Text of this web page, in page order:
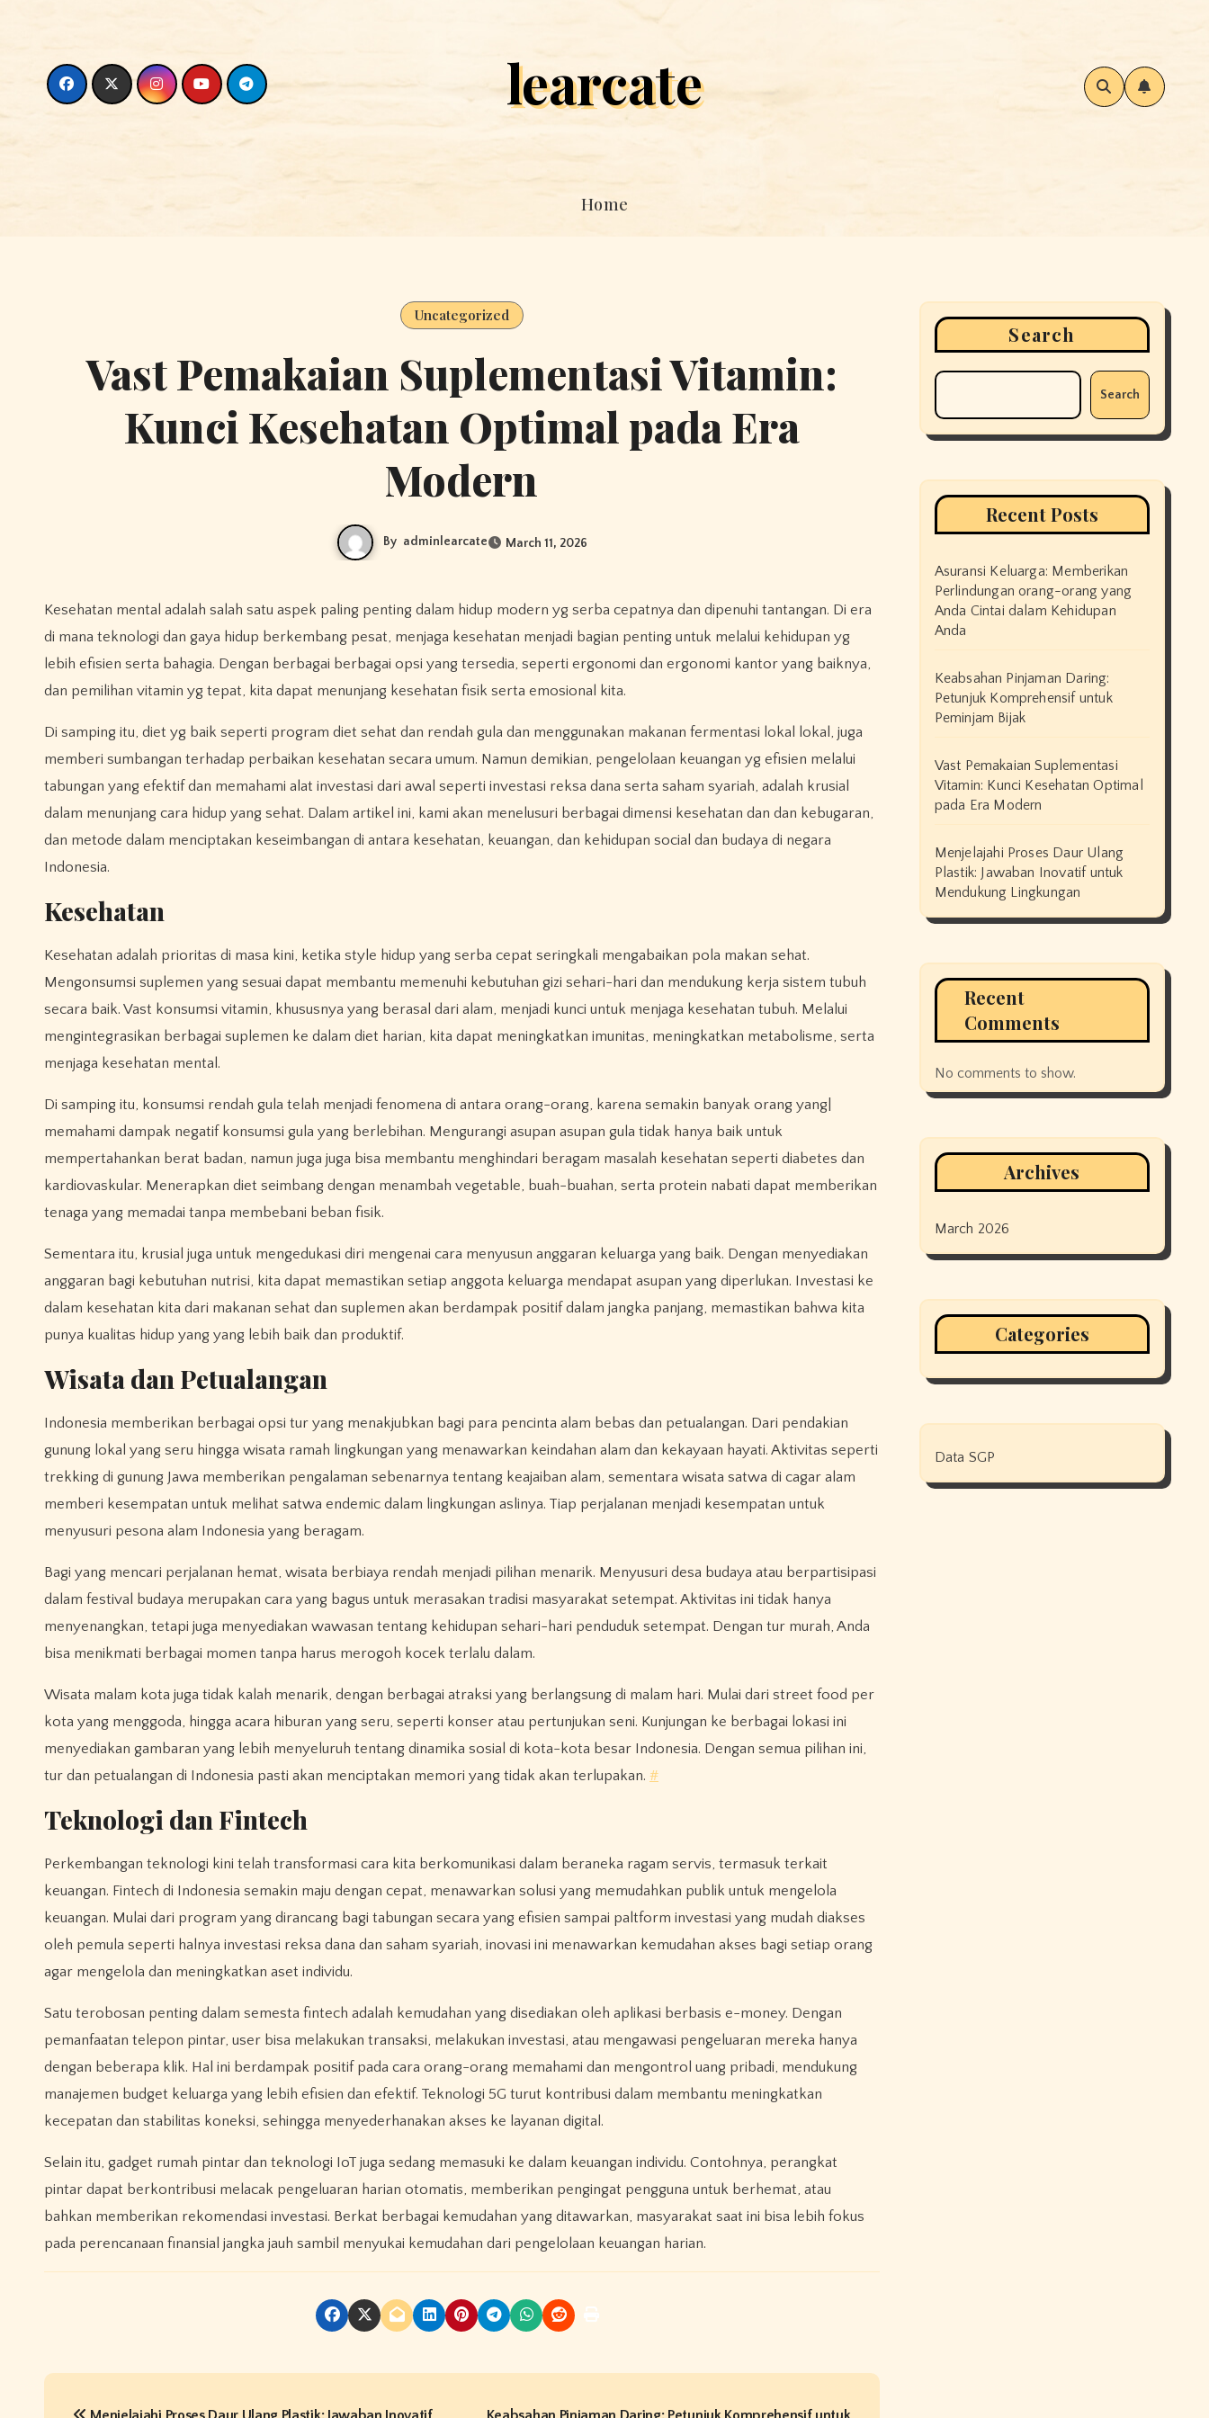
learcate
Home
Uncategorized
Vast Pemakaian Suplementasi Vitamin:
Kunci Kesehatan Optimal pada Era
Modern
By adminlearcate March 11, 2026
Kesehatan mental adalah salah satu aspek paling penting dalam hidup modern yg serba cepatnya dan dipenuhi tantangan. Di era
di mana teknologi dan gaya hidup berkembang pesat, menjaga kesehatan menjadi bagian penting untuk melalui kehidupan yg
lebih efisien serta bahagia. Dengan berbagai berbagai opsi yang tersedia, seperti ergonomi dan ergonomi kantor yang baiknya,
dan pemilihan vitamin yg tepat, kita dapat menunjang kesehatan fisik serta emosional kita.
Di samping itu, diet yg baik seperti program diet sehat dan rendah gula dan menggunakan makanan fermentasi lokal lokal, juga
memberi sumbangan terhadap perbaikan kesehatan secara umum. Namun demikian, pengelolaan keuangan yg efisien melalui
tabungan yang efektif dan memahami alat investasi dari awal seperti investasi reksa dana serta saham syariah, adalah krusial
dalam menunjang cara hidup yang sehat. Dalam artikel ini, kami akan menelusuri berbagai dimensi kesehatan dan dan kebugaran,
dan metode dalam menciptakan keseimbangan di antara kesehatan, keuangan, dan kehidupan social dan budaya di negara
Indonesia.
Kesehatan
Kesehatan adalah prioritas di masa kini, ketika style hidup yang serba cepat seringkali mengabaikan pola makan sehat.
Mengonsumsi suplemen yang sesuai dapat membantu memenuhi kebutuhan gizi sehari-hari dan mendukung kerja sistem tubuh
secara baik. Vast konsumsi vitamin, khususnya yang berasal dari alam, menjadi kunci untuk menjaga kesehatan tubuh. Melalui
mengintegrasikan berbagai suplemen ke dalam diet harian, kita dapat meningkatkan imunitas, meningkatkan metabolisme, serta
menjaga kesehatan mental.
Di samping itu, konsumsi rendah gula telah menjadi fenomena di antara orang-orang, karena semakin banyak orang yang|
memahami dampak negatif konsumsi gula yang berlebihan. Mengurangi asupan asupan gula tidak hanya baik untuk
mempertahankan berat badan, namun juga juga bisa membantu menghindari beragam masalah kesehatan seperti diabetes dan
kardiovaskular. Menerapkan diet seimbang dengan menambah vegetable, buah-buahan, serta protein nabati dapat memberikan
tenaga yang memadai tanpa membebani beban fisik.
Sementara itu, krusial juga untuk mengedukasi diri mengenai cara menyusun anggaran keluarga yang baik. Dengan menyediakan
anggaran bagi kebutuhan nutrisi, kita dapat memastikan setiap anggota keluarga mendapat asupan yang diperlukan. Investasi ke
dalam kesehatan kita dari makanan sehat dan suplemen akan berdampak positif dalam jangka panjang, memastikan bahwa kita
punya kualitas hidup yang yang lebih baik dan produktif.
Wisata dan Petualangan
Indonesia memberikan berbagai opsi tur yang menakjubkan bagi para pencinta alam bebas dan petualangan. Dari pendakian
gunung lokal yang seru hingga wisata ramah lingkungan yang menawarkan keindahan alam dan kekayaan hayati. Aktivitas seperti
trekking di gunung Jawa memberikan pengalaman sebenarnya tentang keajaiban alam, sementara wisata satwa di cagar alam
memberi kesempatan untuk melihat satwa endemic dalam lingkungan aslinya. Tiap perjalanan menjadi kesempatan untuk
menyusuri pesona alam Indonesia yang beragam.
Bagi yang mencari perjalanan hemat, wisata berbiaya rendah menjadi pilihan menarik. Menyusuri desa budaya atau berpartisipasi
dalam festival budaya merupakan cara yang bagus untuk merasakan tradisi masyarakat setempat. Aktivitas ini tidak hanya
menyenangkan, tetapi juga menyediakan wawasan tentang kehidupan sehari-hari penduduk setempat. Dengan tur murah, Anda
bisa menikmati berbagai momen tanpa harus merogoh kocek terlalu dalam.
Wisata malam kota juga tidak kalah menarik, dengan berbagai atraksi yang berlangsung di malam hari. Mulai dari street food per
kota yang menggoda, hingga acara hiburan yang seru, seperti konser atau pertunjukan seni. Kunjungan ke berbagai lokasi ini
menyediakan gambaran yang lebih menyeluruh tentang dinamika sosial di kota-kota besar Indonesia. Dengan semua pilihan ini,
tur dan petualangan di Indonesia pasti akan menciptakan memori yang tidak akan terlupakan. #
Teknologi dan Fintech
Perkembangan teknologi kini telah transformasi cara kita berkomunikasi dalam beraneka ragam servis, termasuk terkait
keuangan. Fintech di Indonesia semakin maju dengan cepat, menawarkan solusi yang memudahkan publik untuk mengelola
keuangan. Mulai dari program yang dirancang bagi tabungan secara yang efisien sampai paltform investasi yang mudah diakses
oleh pemula seperti halnya investasi reksa dana dan saham syariah, inovasi ini menawarkan kemudahan akses bagi setiap orang
agar mengelola dan meningkatkan aset individu.
Satu terobosan penting dalam semesta fintech adalah kemudahan yang disediakan oleh aplikasi berbasis e-money. Dengan
pemanfaatan telepon pintar, user bisa melakukan transaksi, melakukan investasi, atau mengawasi pengeluaran mereka hanya
dengan beberapa klik. Hal ini berdampak positif pada cara orang-orang memahami dan mengontrol uang pribadi, mendukung
manajemen budget keluarga yang lebih efisien dan efektif. Teknologi 5G turut kontribusi dalam membantu meningkatkan
kecepatan dan stabilitas koneksi, sehingga menyederhanakan akses ke layanan digital.
Selain itu, gadget rumah pintar dan teknologi IoT juga sedang memasuki ke dalam keuangan individu. Contohnya, perangkat
pintar dapat berkontribusi melacak pengeluaran harian otomatis, memberikan pengingat pengguna untuk berhemat, atau
bahkan memberikan rekomendasi investasi. Berkat berbagai kemudahan yang ditawarkan, masyarakat saat ini bisa lebih fokus
pada perencanaan finansial jangka jauh sambil menyukai kemudahan dari pengelolaan keuangan harian.
P
Search
Search
Recent Posts
Asuransi Keluarga: Memberikan
Perlindungan orang-orang yang
Anda Cintai dalam Kehidupan
Anda
Keabsahan Pinjaman Daring:
Petunjuk Komprehensif untuk
Peminjam Bijak
Vast Pemakaian Suplementasi
Vitamin: Kunci Kesehatan Optimal
pada Era Modern
Menjelajahi Proses Daur Ulang
Plastik: Jawaban Inovatif untuk
Mendukung Lingkungan
Recent
Comments
No comments to show.
Archives
March 2026
Categories
Data SGP